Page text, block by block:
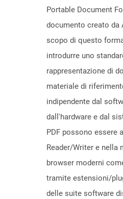
Portable Document
documento creato da
scopo di questo
introdurre uno
rappresentazione di
materiale di
indipendente dal
dall'hardware e dal
PDF possono essere
Reader/Writer e nella
browser moderni
tramite estensioni/
delle suite software